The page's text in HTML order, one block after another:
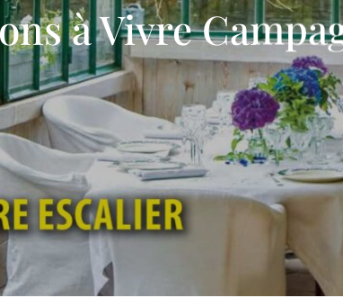
à Vivre